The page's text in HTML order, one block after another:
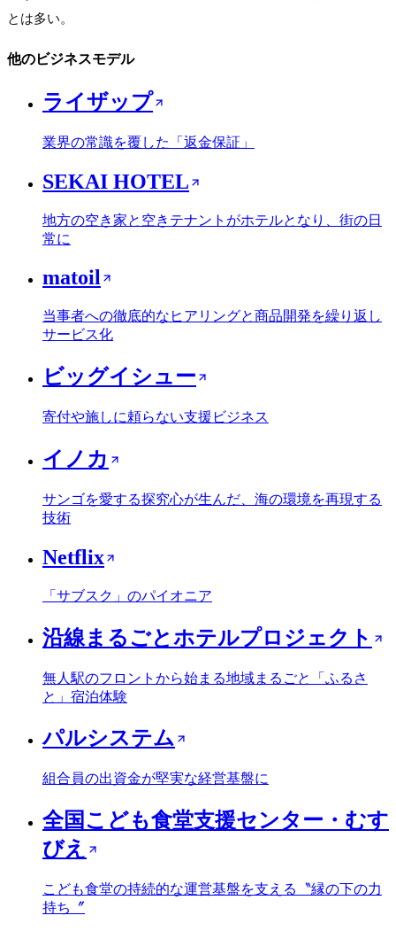
とは多い。
他のビジネスモデル
ライザップ
業界の常識を覆した「返金保証」
SEKAI HOTEL
地方の空き家と空きテナントがホテルとなり、街の日
常に
matoil
当事者への徹底的なヒアリングと商品開発を繰り返し
サービス化
ビッグイシュー
寄付や施しに頼らない支援ビジネス
イノカ
サンゴを愛する探究心が生んだ、海の環境を再現する
技術
Netflix
「サブスク」のパイオニア
沿線まるごとホテルプロジェクト
無人駅のフロントから始まる地域まるごと「ふるさ
と」宿泊体験
パルシステム
組合員の出資金が堅実な経営基盤に
全国こども食堂支援センター・むす
びえ
こども食堂の持続的な運営基盤を支える〝縁の下の力
持ち〞